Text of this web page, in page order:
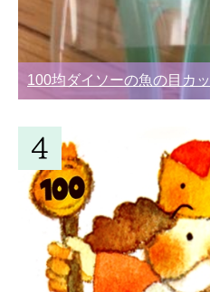
100均ダイソーの魚の目カ